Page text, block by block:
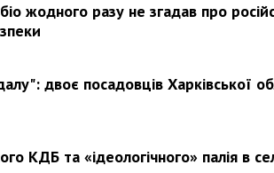
жодного разу не згадав про
двоє посадовців Харківської
КДБ та «ідеологічного» палія в